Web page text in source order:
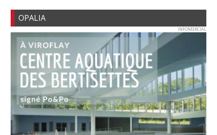
OPALIA
INFOMERCIAL